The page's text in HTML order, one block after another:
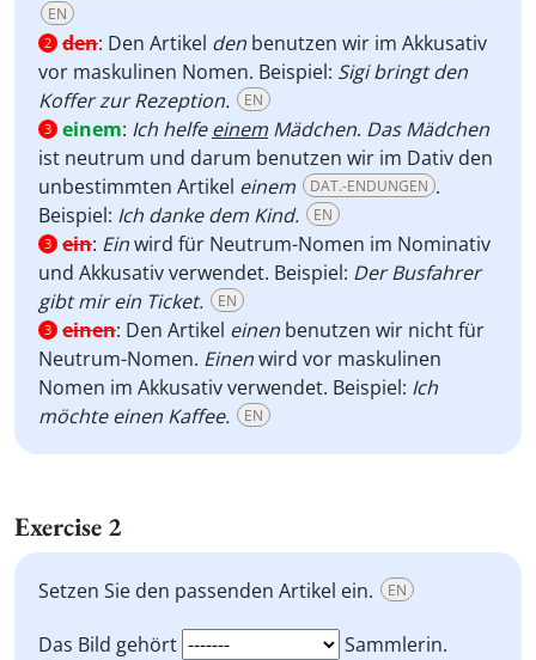
EN
2 den: Den Artikel den benutzen wir im Akkusativ
vor maskulinen Nomen. Beispiel: Sigi bringt den
Koffer zur Rezeption.
EN
3 einem: Ich helfeeinem Mädchen. Das Mädchen
ist neutrum und darum benutzen wir im Dativ den
unbestimmten Artikel einem DAT.-ENDUNGEN .
Beispiel: Ich danke dem Kind. EN
3 ein: Einwird für Neutrum-Nomen im Nominativ
und Akkusativ verwendet. Beispiel: Der Busfahrer
gibt mir ein Ticket.
EN
3 einen: Den Artikel einen benutzen wir nicht für
Neutrum-Nomen. Einenwird vor maskulinen
Nomen im Akkusativ verwendet. Beispiel: Ich
möchte einen Kaffee.
EN
Exercise 2
Setzen Sie den passenden Artikel ein. EN
Das Bild gehört
Sammlerin.